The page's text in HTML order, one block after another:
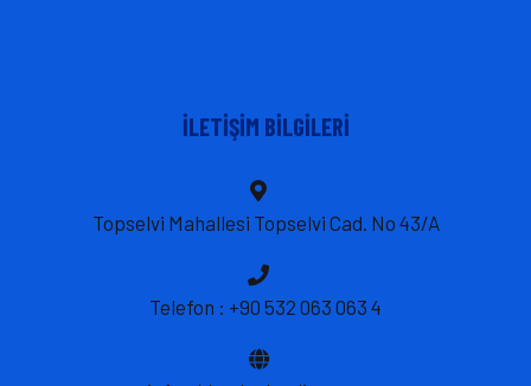
İLETIŞIM BILGILERI
Topselvi Mahallesi Topselvi Cad. No 43/A
Telefon : +90 532 063 063 4